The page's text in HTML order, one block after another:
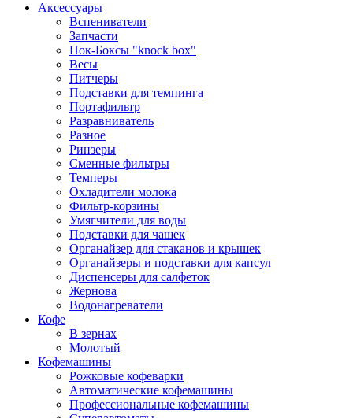
Аксессуары
Вспениватели
Запчасти
Нок-Боксы "knock box"
Весы
Питчеры
Подставки для темпинга
Портафильтр
Разравниватель
Разное
Ринзеры
Сменные фильтры
Темперы
Охладители молока
Фильтр-корзины
Умягчители для воды
Подставки для чашек
Органайзер для стаканов и крышек
Органайзеры и подставки для капсул
Диспенсеры для салфеток
Жернова
Водонагреватели
Кофе
В зернах
Молотый
Кофемашины
Рожковые кофеварки
Автоматические кофемашины
Профессиональные кофемашины